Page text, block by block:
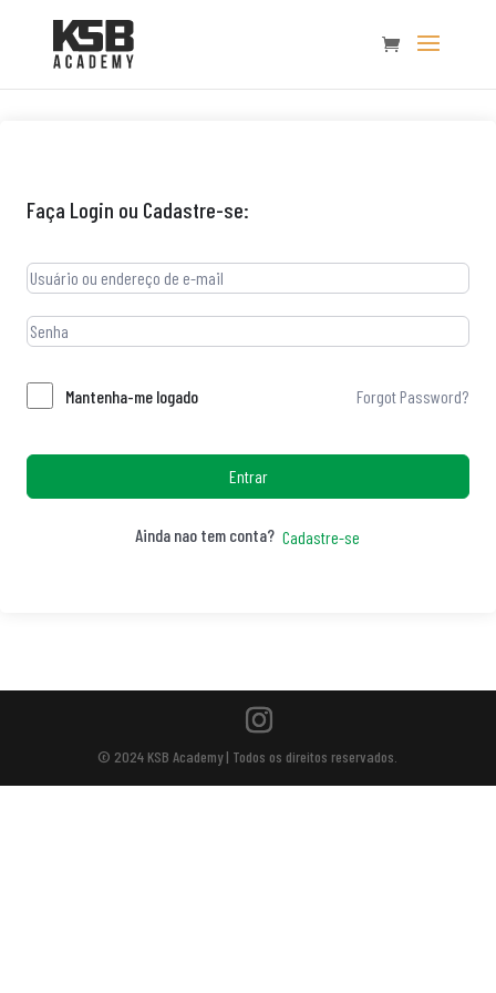
Faça Login ou Cadastre-se:
Mantenha-me logado Forgot Password?
Entrar
Ainda nao tem conta? Cadastre-se
© 2024 KSB Academy | Todos os direitos reservados.